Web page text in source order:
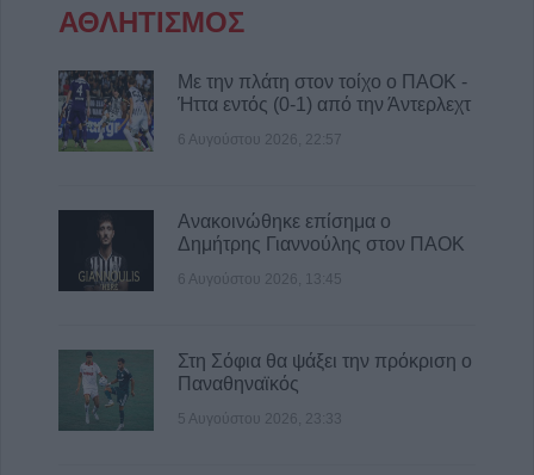
Κρανιά, Καππά, Φύλλο και Αμπελώνα
Εντοπίστηκε νέα μεγάλη φυτεία κάνναβης
στην Φθιώτιδα
ατυχήματα τον Ιούλιο στη Θεσσαλία
6 Αυγούστου 2026, 14:32
ΥΠΑΑΤ: Άνοιξε η πλατφόρμα για ενισχύσεις
6 Αυγούστου 2026, 14:26
ΑΘΛΗΤΙΣΜΟΣ
Με την πλάτη στον τοίχο ο ΠΑΟΚ -
Ήττα εντός (0-1) από την Άντερλεχτ
6 Αυγούστου 2026, 22:57
Ανακοινώθηκε επίσημα ο
Δημήτρης Γιαννούλης στον ΠΑΟΚ
6 Αυγούστου 2026, 13:45
Στη Σόφια θα ψάξει την πρόκριση ο
Παναθηναϊκός
5 Αυγούστου 2026, 23:33